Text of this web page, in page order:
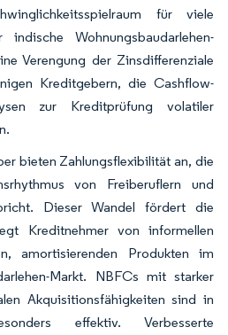
für viele
indische Wohnungsbaudarlehen-
Verengung der Zinsdifferenziale
Kreditgebern, die Cashflow-
zur Kreditprüfung volatiler
bieten Zahlungsflexibilität an, die
von Freiberuflern und
Dieser Wandel fördert die
Kreditnehmer von informellen
amortisierenden Produkten im
Markt. NBFCs mit starker
Akquisitionsfähigkeiten sind in
effektiv. Verbesserte